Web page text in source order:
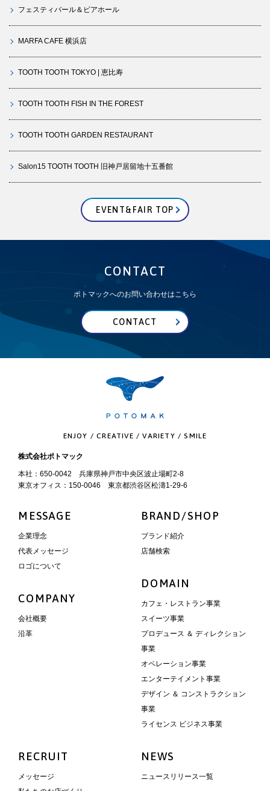
フェスティバール＆ビアホール
MARFA CAFE 横浜店
TOOTH TOOTH TOKYO | 恵比寿
TOOTH TOOTH FISH IN THE FOREST
TOOTH TOOTH GARDEN RESTAURANT
Salon15 TOOTH TOOTH 旧神戸居留地十五番館
EVENT&FAIR TOP
CONTACT
ポトマックへのお問い合わせはこちら
CONTACT
ENJOY / CREATIVE / VARIETY / SMILE
株式会社ポトマック
本社：650-0042 兵庫県神戸市中央区波止場町2-8
東京オフィス：150-0046 東京都渋谷区松濤1-29-6
MESSAGE
企業理念
代表メッセージ
ロゴについて
COMPANY
会社概要
沿革
BRAND/SHOP
ブランド紹介
店舗検索
DOMAIN
カフェ・レストラン事業
スイーツ事業
プロデュース ＆ ディレクション
事業
オペレーション事業
エンターテイメント事業
デザイン ＆ コンストラクション
事業
ライセンス ビジネス事業
RECRUIT
メッセージ
NEWS
ニュースリリース一覧